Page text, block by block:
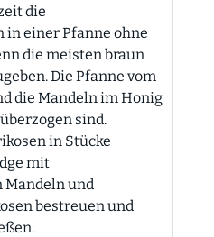
die
in einer Pfanne ohne
die meisten braun
Die Pfanne vom
die Mandeln im Honig
sind.
in Stücke
mit
und
bestreuen und